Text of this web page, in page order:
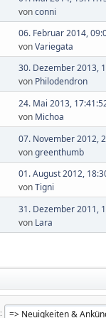
vonconni
06. Februar 2014,
vonVariegata
30. Dezember 2013,
von Philodendron
24. Mai 2013,
von Michoa
07. November 2012,
vongreenthumb
01. August 2012,
vonTigni
31. Dezember 2011,
von Lara